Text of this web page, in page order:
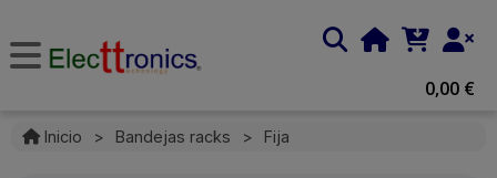
0,00 €
Inicio > Bandejas racks > Fija